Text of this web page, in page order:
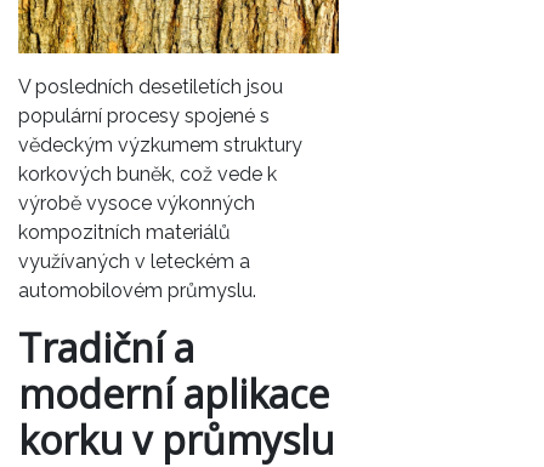
V posledních desetiletích jsou
populární procesy spojené s
vědeckým výzkumem struktury
korkových buněk, což vede k
výrobě vysoce výkonných
kompozitních materiálů
využívaných v leteckém a
automobilovém průmyslu.
Tradiční a
moderní aplikace
korku v průmyslu